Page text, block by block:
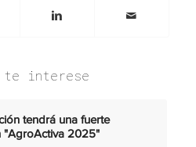
te interese
tendrá una fuerte
"AgroActiva 2025"